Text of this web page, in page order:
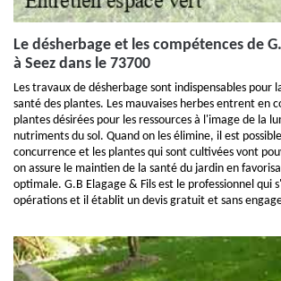
Le désherbage et les compétences de
à Seez dans le 73700
Les travaux de désherbage sont indispensables pour
santé des plantes. Les mauvaises herbes entrent en
plantes désirées pour les ressources à l'image de la
nutriments du sol. Quand on les élimine, il est
concurrence et les plantes qui sont cultivées vont
on assure le maintien de la santé du jardin en
optimale. G.B Elagage & Fils est le professionnel qui
opérations et il établit un devis gratuit et sans